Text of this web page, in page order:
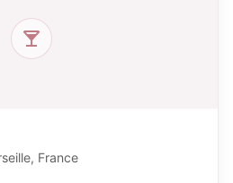
France